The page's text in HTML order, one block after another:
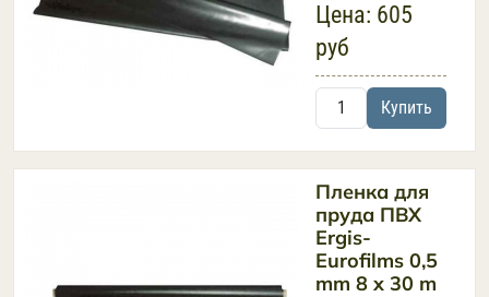
Цена: 605
руб
Купить
Пленка для
пруда ПВХ
Ergis-
Eurofilms 0,5
mm 8 x 30 m